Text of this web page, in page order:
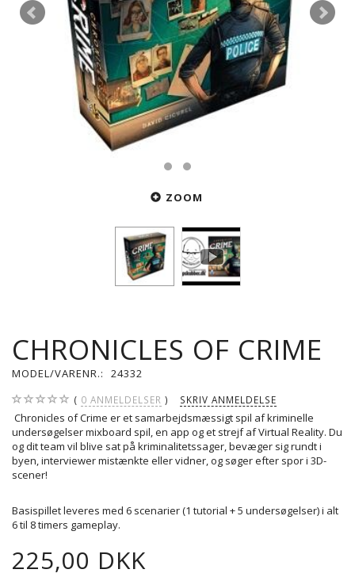
ZOOM
CHRONICLES OF CRIME
MODEL/VARENR.: 24332
0 ANMELDELSER SKRIV ANMELDELSE
Chronicles of Crime er et samarbejdsmæssigt spil af kriminelle
undersøgelser mixboard spil, en app og et strejf af Virtual Reality. Du
og dit team vil blive sat på kriminalitetssager, bevæger sig rundt i
byen, interviewer mistænkte eller vidner, og søger efter spor i 3D-
scener!
Basispillet leveres med 6 scenarier (1 tutorial + 5 undersøgelser) i alt
6 til 8 timers gameplay.
225,00 DKK